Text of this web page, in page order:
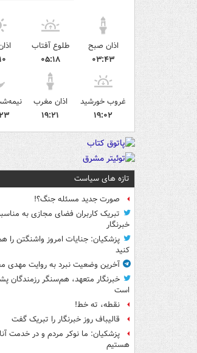
اذان صبح
۰۳:۴۳
طلوع آفتاب
۰۵:۱۸
غروب خورشید
۱۹:۰۲
اذان مغرب
۱۹:۲۱
تازه های سیاست
صورت جدید مسئله جنگ؟!
تبریک کاربران فضای مجازی به
خبرنگار
پزشکیان: جنایات امروز واشنگتن را
کنید
آخرین وضعیت نبرد به روایت مهدی
خبرنگار متعهد، هم‌سنگر رزمندگان
است
نقطه، ته خط!
قالیباف روز خبرنگار را تبریک گفت
پزشکیان: ما نوکر مردم و در خدمت
هستیم